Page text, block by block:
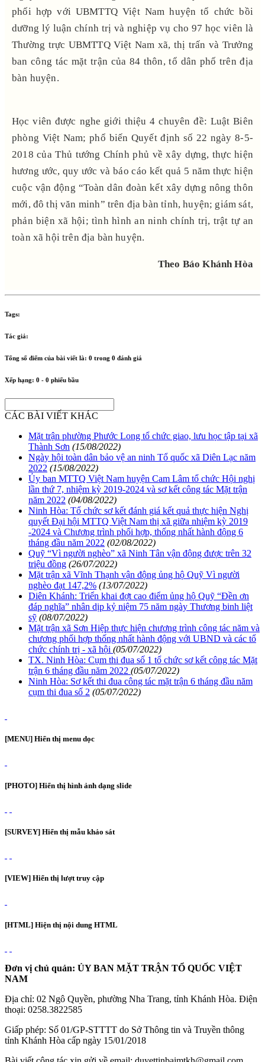
phối hợp với UBMTTQ Việt Nam huyện tổ chức bồi
dưỡng lý luận chính trị và nghiệp vụ cho 97 học viên là
Thường trực UBMTTQ Việt Nam xã, thị trấn và Trưởng
ban công tác mặt trận của 84 thôn, tổ dân phố trên địa
bàn huyện.
Học viên được nghe giới thiệu 4 chuyên đề: Luật Biên
phòng Việt Nam; phổ biến Quyết định số 22 ngày 8-5-
2018 của Thủ tướng Chính phủ về xây dựng, thực hiện
hương ước, quy ước và báo cáo kết quả 5 năm thực hiện
cuộc vận động “Toàn dân đoàn kết xây dựng nông thôn
mới, đô thị văn minh” trên địa bàn tỉnh, huyện; giám sát,
phản biện xã hội; tình hình an ninh chính trị, trật tự an
toàn xã hội trên địa bàn huyện.
Theo Báo Khánh Hòa
Tags:
Tác giả:
Tổng số điểm của bài viết là: 0 trong 0 đánh giá
Xếp hạng: 0 - 0 phiếu bầu
CÁC BÀI VIẾT KHÁC
Mặt trận phường Phước Long tổ chức giao, lưu học tập tại xã
Thành Sơn (15/08/2022)
Ngày hội toàn dân bảo vệ an ninh Tổ quốc xã Diên Lạc năm
2022 (15/08/2022)
Ủy ban MTTQ Việt Nam huyện Cam Lâm tổ chức Hội nghị
lần thứ 7, nhiệm kỳ 2019-2024 và sơ kết công tác Mặt trận
năm 2022 (04/08/2022)
Ninh Hòa: Tổ chức sơ kết đánh giá kết quả thực hiện Nghị
quyết Đại hội MTTQ Việt Nam thị xã giữa nhiệm kỳ 2019
-2024 và Chương trình phối hợp, thống nhất hành động 6
tháng đầu năm 2022 (02/08/2022)
Quỹ “Vì người nghèo” xã Ninh Tân vận động được trên 32
triệu đồng (26/07/2022)
Mặt trận xã Vĩnh Thạnh vận động ủng hộ Quỹ Vì người
nghèo đạt 147,2% (13/07/2022)
Diên Khánh: Triển khai đợt cao điểm ủng hộ Quỹ “Đền ơn
đáp nghĩa” nhân dịp kỷ niệm 75 năm ngày Thương binh liệt
sỹ (08/07/2022)
Mặt trận xã Sơn Hiệp thực hiện chương trình công tác năm và
chương phối hợp thống nhất hành động với UBND và các tổ
chức chính trị - xã hội (05/07/2022)
TX. Ninh Hòa: Cụm thi đua số 1 tổ chức sơ kết công tác Mặt
trận 6 tháng đầu năm 2022 (05/07/2022)
Ninh Hòa: Sơ kết thi đua công tác mặt trận 6 tháng đầu năm
cụm thi đua số 2 (05/07/2022)
[MENU] Hiển thị menu dọc
[PHOTO] Hiển thị hình ảnh dạng slide
[SURVEY] Hiển thị mẫu khảo sát
[VIEW] Hiển thị lượt truy cập
[HTML] Hiện thị nội dung HTML
Đơn vị chủ quản: ỦY BAN MẶT TRẬN TỔ QUỐC VIỆT
NAM
Địa chỉ: 02 Ngô Quyền, phường Nha Trang, tỉnh Khánh Hòa. Điện
thoại: 0258.3822585
Giấp phép: Số 01/GP-STTTT do Sở Thông tin và Truyền thông
tỉnh Khánh Hòa cấp ngày 15/01/2018